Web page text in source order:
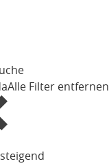
Alle Filter entfernen